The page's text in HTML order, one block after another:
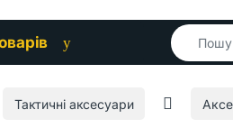
Search for:
Тактичні аксесуари